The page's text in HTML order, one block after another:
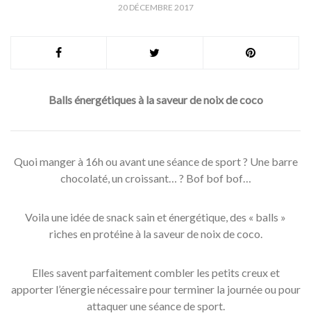
20 DÉCEMBRE 2017
Balls énergétiques à la saveur de noix de coco
Quoi manger à 16h ou avant une séance de sport ? Une barre
chocolaté, un croissant… ? Bof bof bof…
Voila une idée de snack sain et énergétique, des « balls »
riches en protéine à la saveur de noix de coco.
Elles savent parfaitement combler les petits creux et
apporter l’énergie nécessaire pour terminer la journée ou pour
attaquer une séance de sport.